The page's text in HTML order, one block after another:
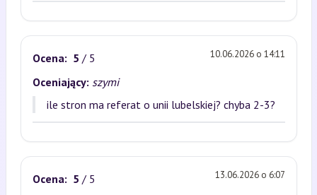
Ocena: 5 / 5 10.06.2026 o 14:11
Oceniający: szymi
ile stron ma referat o unii lubelskiej? chyba 2-3?
Ocena: 5 / 5 13.06.2026 o 6:07